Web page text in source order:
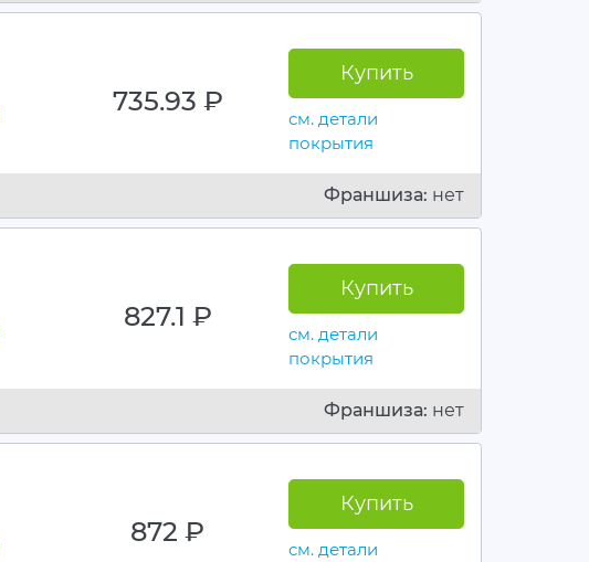
735.93 руб.
Купить
см. детали
покрытия
Франшиза: нет
827.1 руб.
Купить
см. детали
покрытия
Франшиза: нет
872руб.
Купить
см. детали